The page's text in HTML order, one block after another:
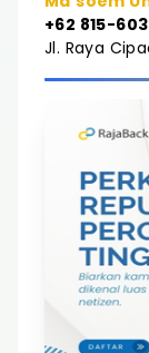
+62 815-
Jl. Raya